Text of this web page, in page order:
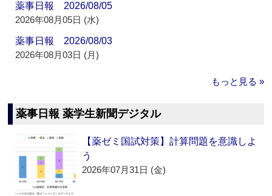
薬事日報 2026/08/05
2026年08月05日 (水)
薬事日報 2026/08/03
2026年08月03日 (月)
もっと見る »
薬事日報 薬学生新聞デジタル
【薬ゼミ国試対策】計算問題を意識しよ
う
2026年07月31日 (金)